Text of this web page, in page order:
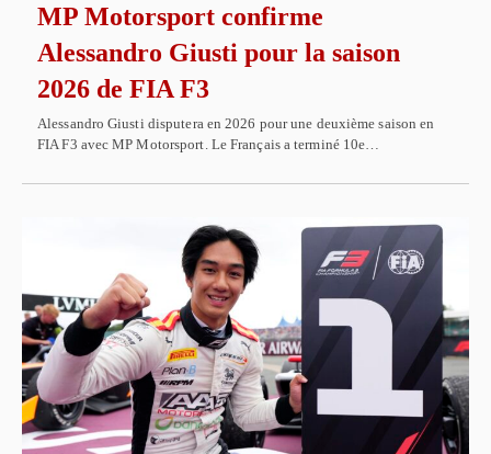
MP Motorsport confirme
Alessandro Giusti pour la saison
2026 de FIA F3
Alessandro Giusti disputera en 2026 pour une deuxième saison en
FIA F3 avec MP Motorsport. Le Français a terminé 10e…